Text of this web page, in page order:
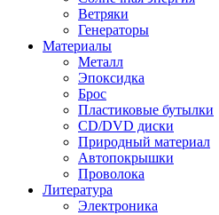
Ветряки
Генераторы
Материалы
Металл
Эпоксидка
Брос
Пластиковые бутылки
CD/DVD диски
Природный материал
Автопокрышки
Проволока
Литература
Электроника